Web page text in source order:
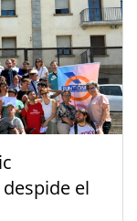
despide el